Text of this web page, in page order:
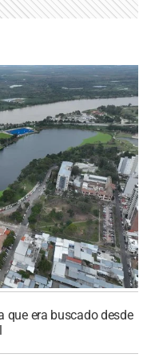
que era buscado desde